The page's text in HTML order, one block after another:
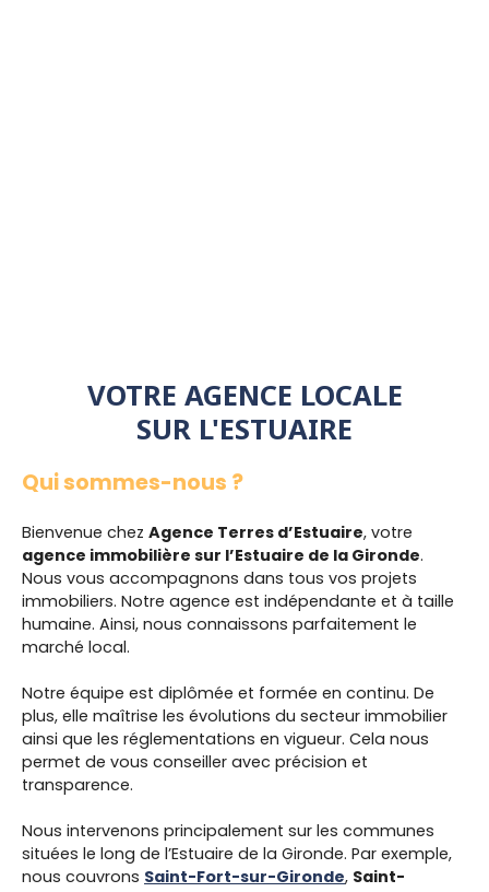
VOTRE AGENCE LOCALE
SUR L'ESTUAIRE
Qui sommes-nous ?
Bienvenue chez Agence Terres d’Estuaire, votre
agence immobilière sur l’Estuaire de la Gironde.
Nous vous accompagnons dans tous vos projets
immobiliers. Notre agence est indépendante et à taille
humaine. Ainsi, nous connaissons parfaitement le
marché local.
Notre équipe est diplômée et formée en continu. De
plus, elle maîtrise les évolutions du secteur immobilier
ainsi que les réglementations en vigueur. Cela nous
permet de vous conseiller avec précision et
transparence.
Nous intervenons principalement sur les communes
situées le long de l’Estuaire de la Gironde. Par exemple,
nous couvrons Saint-Fort-sur-Gironde, Saint-